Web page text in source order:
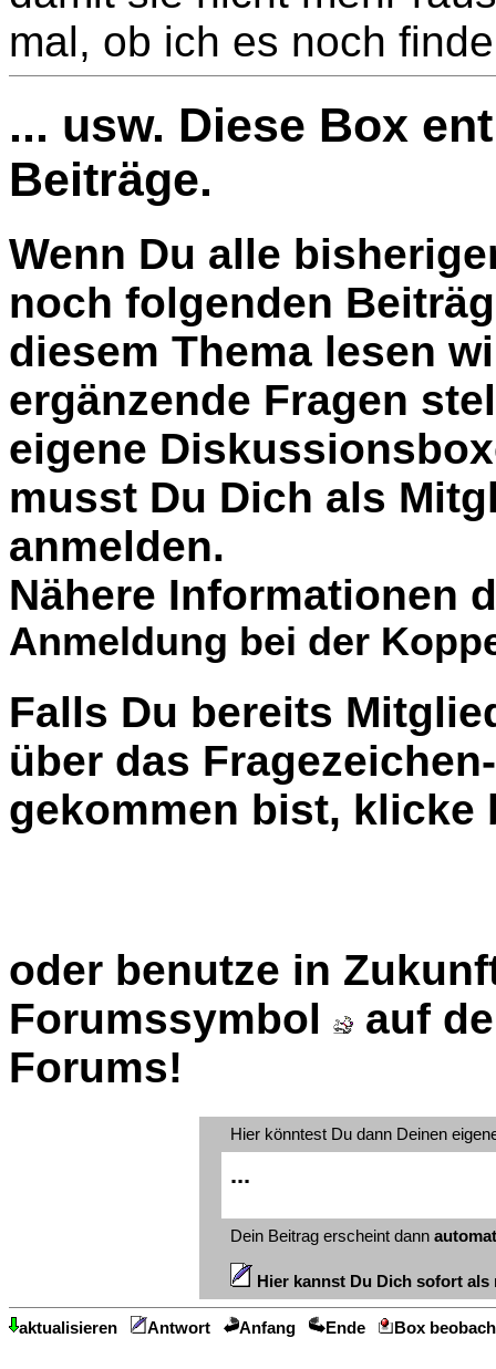
mal, ob ich es noch finde
... usw. Diese Box
Beiträge.
Wenn Du alle
noch folgenden
diesem Thema lesen
ergänzende Fragen
eigene
musst Du Dich als
anmelden.
Nähere Informationen
Anmeldung bei der
Falls Du bereits
über das
gekommen bist, klicke
oder benutze in
Forumssymbol
auf
Forums!
Hier könntest Du dann Deinen
...
Dein Beitrag erscheint dann
Hier kannst Du Dich sofort
aktualisieren Antwort Anfang Ende Box